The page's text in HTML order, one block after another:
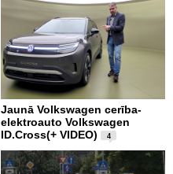
Jaunā Volkswagen cerība-
elektroauto Volkswagen
ID.Cross(+ VIDEO)
4